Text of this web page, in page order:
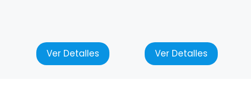
Ver Detalles Ver Detalles